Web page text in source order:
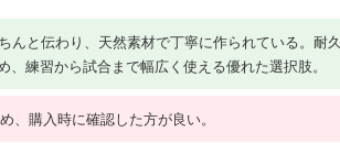
んと伝わり、天然素材で丁寧に作られている。耐
練習から試合まで幅広く使える優れた選択肢。
、購入時に確認した方が良い。